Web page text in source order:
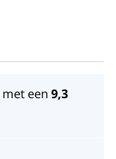
een 9,3